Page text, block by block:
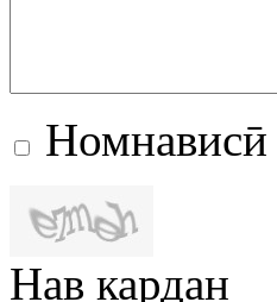
Номнависӣ
Нав кардан